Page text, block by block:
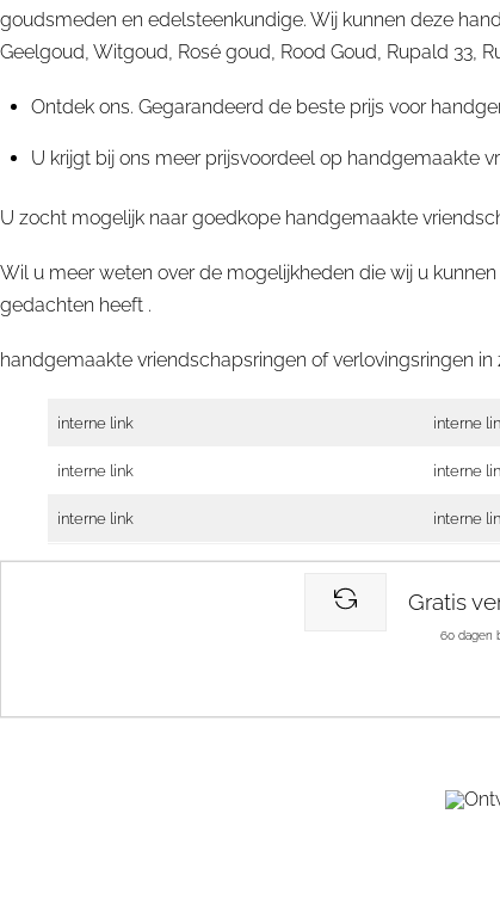
goudsmeden en edelsteenkundige. Wij kunnen deze
Geelgoud, Witgoud, Rosé goud, Rood Goud, Rupald 33,
Ontdek ons. Gegarandeerd de beste prijs voor
U krijgt bij ons meer prijsvoordeel op handgemaakte
U zocht mogelijk naar goedkope handgemaakte
Wil u meer weten over de mogelijkheden die wij u
gedachten heeft .
handgemaakte vriendschapsringen of verlovingsringen
interne link interne
interne link interne
interne link interne
Gratis
60 dagen